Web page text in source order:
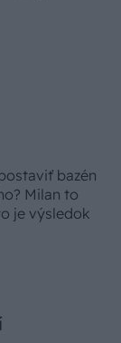
bazén
Milan to
je výsledok